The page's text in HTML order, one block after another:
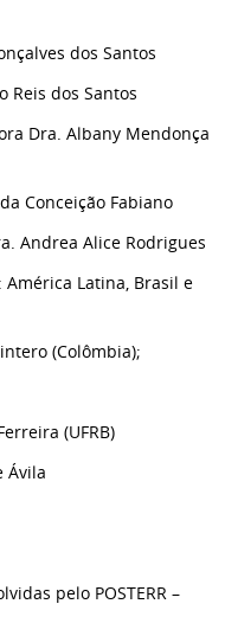
dos Santos
Reis dos Santos
Dra. Albany Mendonça
Conceição Fabiano
Andrea Alice Rodrigues
Latina, Brasil e
(Colômbia);
(UFRB)
Ávila
pelo POSTERR –